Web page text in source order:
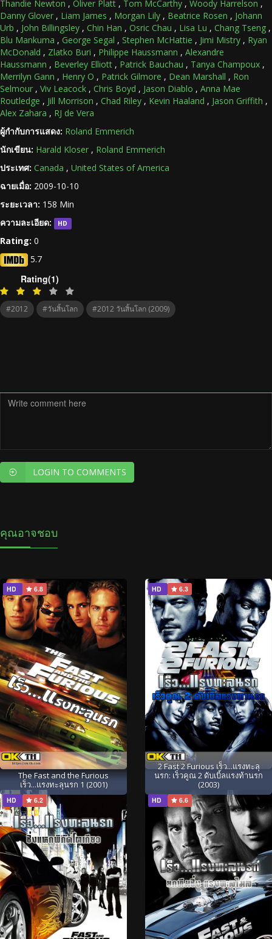
Thandie Newton , Oliver Platt , Tom McCarthy , Woody Harrelson ,
Danny Glover , Liam James , Morgan Lily , Beatrice Rosen , Johann
Urb , John Billingsley , Chin Han , Osric Chau , Lisa Lu , Chang Tseng ,
Blu Mankuma , George Segal , Stephen McHattie , Jimi Mistry , Ryan
McDonald , Zlatko Buri , Philippe Haussmann , Alexandre
Haussmann , Beverley Elliott , Patrick Bauchau , Tanya Champoux ,
Merrilyn Gann , Henry O , Patrick Gilmore , Dean Marshall , Ron
Selmour , Viv Leacock , Chris Boyd , Jason Diablo , Anna Mae
Routledge , Jill Morrison , Chad Riley , Kevin Haaland , Jason Griffith ,
Alex Zahara , RJ de Vera
ผู้กำกับการแสดง: Roland Emmerich
นักเขียน: Harald Kloser , Roland Emmerich
ประเทศ: Canada , United States of America
ฉายเมื่อ: 2009-10-10
ระยะเวลา: 158 Min
ความละเอียด:
HD
Rating: 0
5.7
Rating(1)
#2012 #วันสิ้นโลก #2012 วันสิ้นโลก (2009)
LOGIN TO COMMENTS
คุณอาจชอบ
HD 6.8
The Fast and the Furious
เร็ว...แรงทะลุนรก 1 (2001)
HD 6.3
2 Fast 2 Furious เร็ว...แรงทะลุ
นรก: เร็วคูณ 2 ดับเบิ้ลแรงท้านรก
(2003)
HD 6.2 HD 6.6